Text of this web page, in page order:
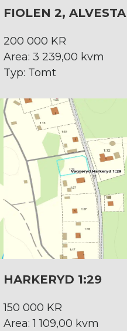
FIOLEN 2, ALVESTA
200 000 KR
Area: 3 239,00 kvm
Typ: Tomt
HARKERYD 1:29
150 000 KR
Area: 1 109,00 kvm